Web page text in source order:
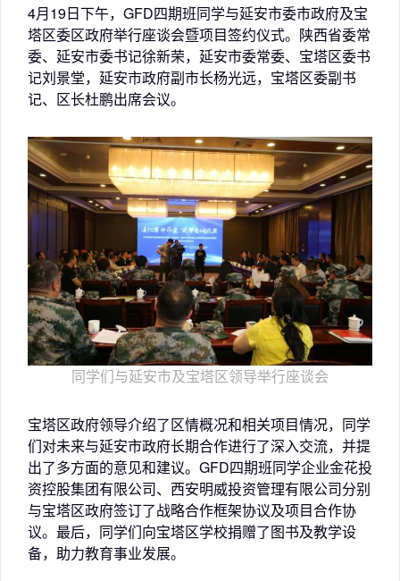
4月19日下午，GFD四期班同学与延安市委市政府及宝
塔区委区政府举行座谈会暨项目签约仪式。陕西省委常
委、延安市委书记徐新荣，延安市委常委、宝塔区委书
记刘景堂，延安市政府副市长杨光远，宝塔区委副书
记、区长杜鹏出席会议。
同学们与延安市及宝塔区领导举行座谈会
宝塔区政府领导介绍了区情概况和相关项目情况，同学
们对未来与延安市政府长期合作进行了深入交流，并提
出了多方面的意见和建议。GFD四期班同学企业金花投
资控股集团有限公司、西安明威投资管理有限公司分别
与宝塔区政府签订了战略合作框架协议及项目合作协
议。最后，同学们向宝塔区学校捐赠了图书及教学设
备，助力教育事业发展。